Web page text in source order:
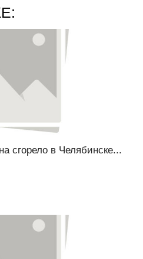
сгорело в Челябинске...